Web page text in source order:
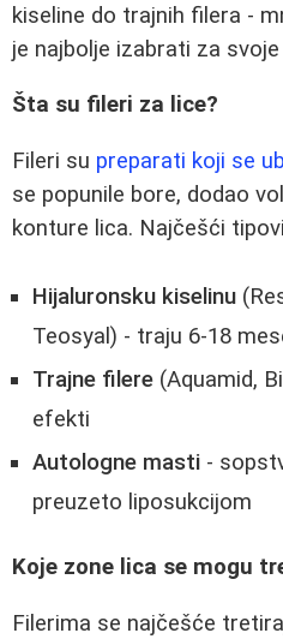
kiseline do trajnih filera -
je najbolje izabrati za
Šta su fileri za lice?
Fileri su preparati koji se
se popunile bore, dodao
konture lica. Najčešći
Hijaluronsku kiselinu
Teosyal) - traju 6-18
Trajne filere (Aquamid,
efekti
Autologne masti -
preuzeto liposukcijom
Koje zone lica se mogu
Filerima se najčešće